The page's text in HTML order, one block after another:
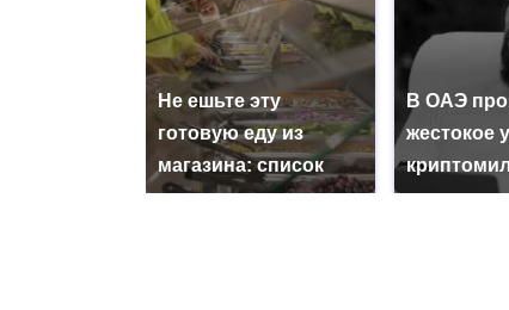
Не ешьте эту
готовую еду из
магазина: список
В ОАЭ
жестокое